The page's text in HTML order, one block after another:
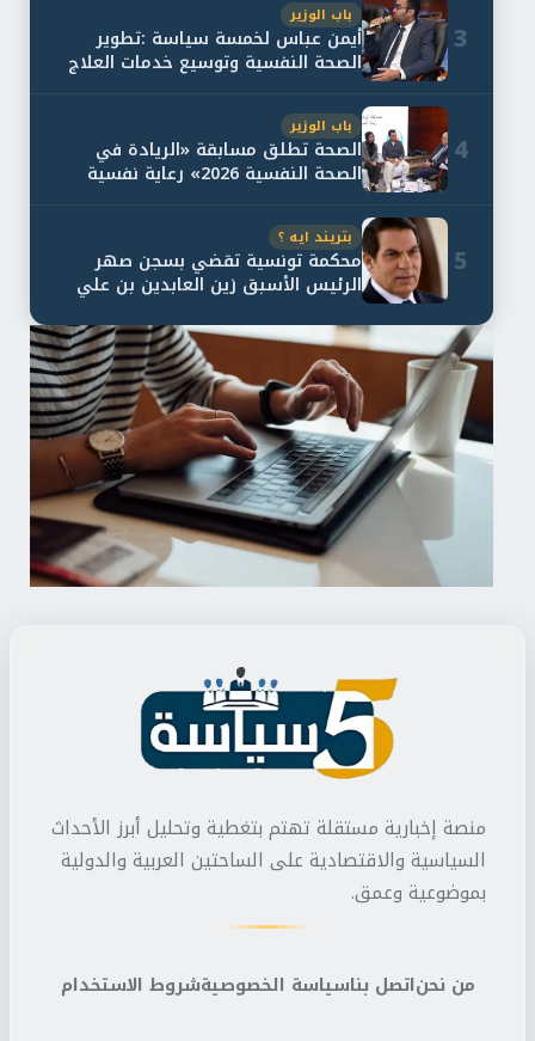
3
باب الوزير
أيمن عباس لخمسة سياسة :تطوير
الصحة النفسية وتوسيع خدمات العلاج
4
باب الوزير
الصحة تطلق مسابقة «الريادة في
الصحة النفسية 2026» رعاية نفسية
5
بتريند ايه ؟
محكمة تونسية تقضي بسجن صهر
الرئيس الأسبق زين العابدين بن علي
منصة إخبارية مستقلة تهتم بتغطية وتحليل أبرز الأحداث
السياسية والاقتصادية على الساحتين العربية والدولية
بموضوعية وعمق.
من نحناتصل بناسياسة الخصوصيةشروط الاستخدام